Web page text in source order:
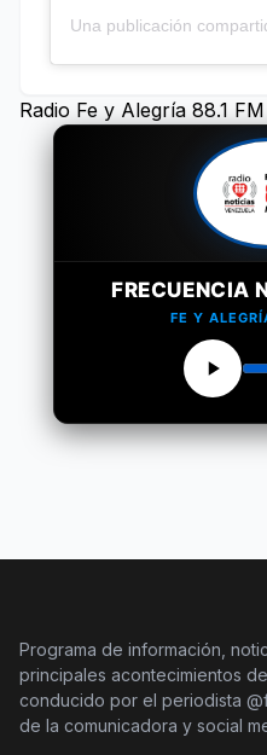
Radio Fe y Alegría 88.1 FM
FRECUENCIA
FE Y
Programa de información,
principales acontecimientos
conducido por el periodista
de la comunicadora y social